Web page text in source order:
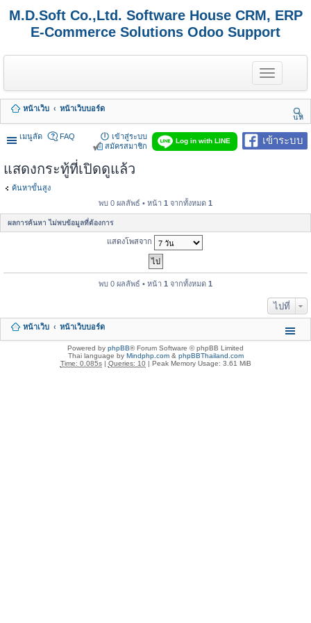
M.D.Soft Co.,Ltd. Software House CRM, ERP
E-Commerce Solutions Odoo Support
T
o
g
e
n
a
n
หน้าเว็บ
หน้าเว็บบอร์ด
นห
า
เมนูลัด
เข้าระบบ
Log in with LINE
FAQ
เข้าสู่ระบบ
สมัครสมาชิก
แสดงกระทู้ที่เปิดดูแล้ว
ค้นหาขั้นสูง
พบ 0 ผลลัพธ์ • หน้า 1 จากทั้งหมด 1
ผลการค้นหา ไม่พบข้อมูลที่ต้องการ
แสดงโพสจาก
พบ 0 ผลลัพธ์ • หน้า 1 จากทั้งหมด 1
ไปที่
หน้าเว็บ หน้าเว็บบอร์ด
Powered by phpBB® Forum Software © phpBB Limited
Thai language by Mindphp.com& phpBBThailand.com
Time: 0.085s| Queries: 10| Peak Memory Usage: 3.61 MiB